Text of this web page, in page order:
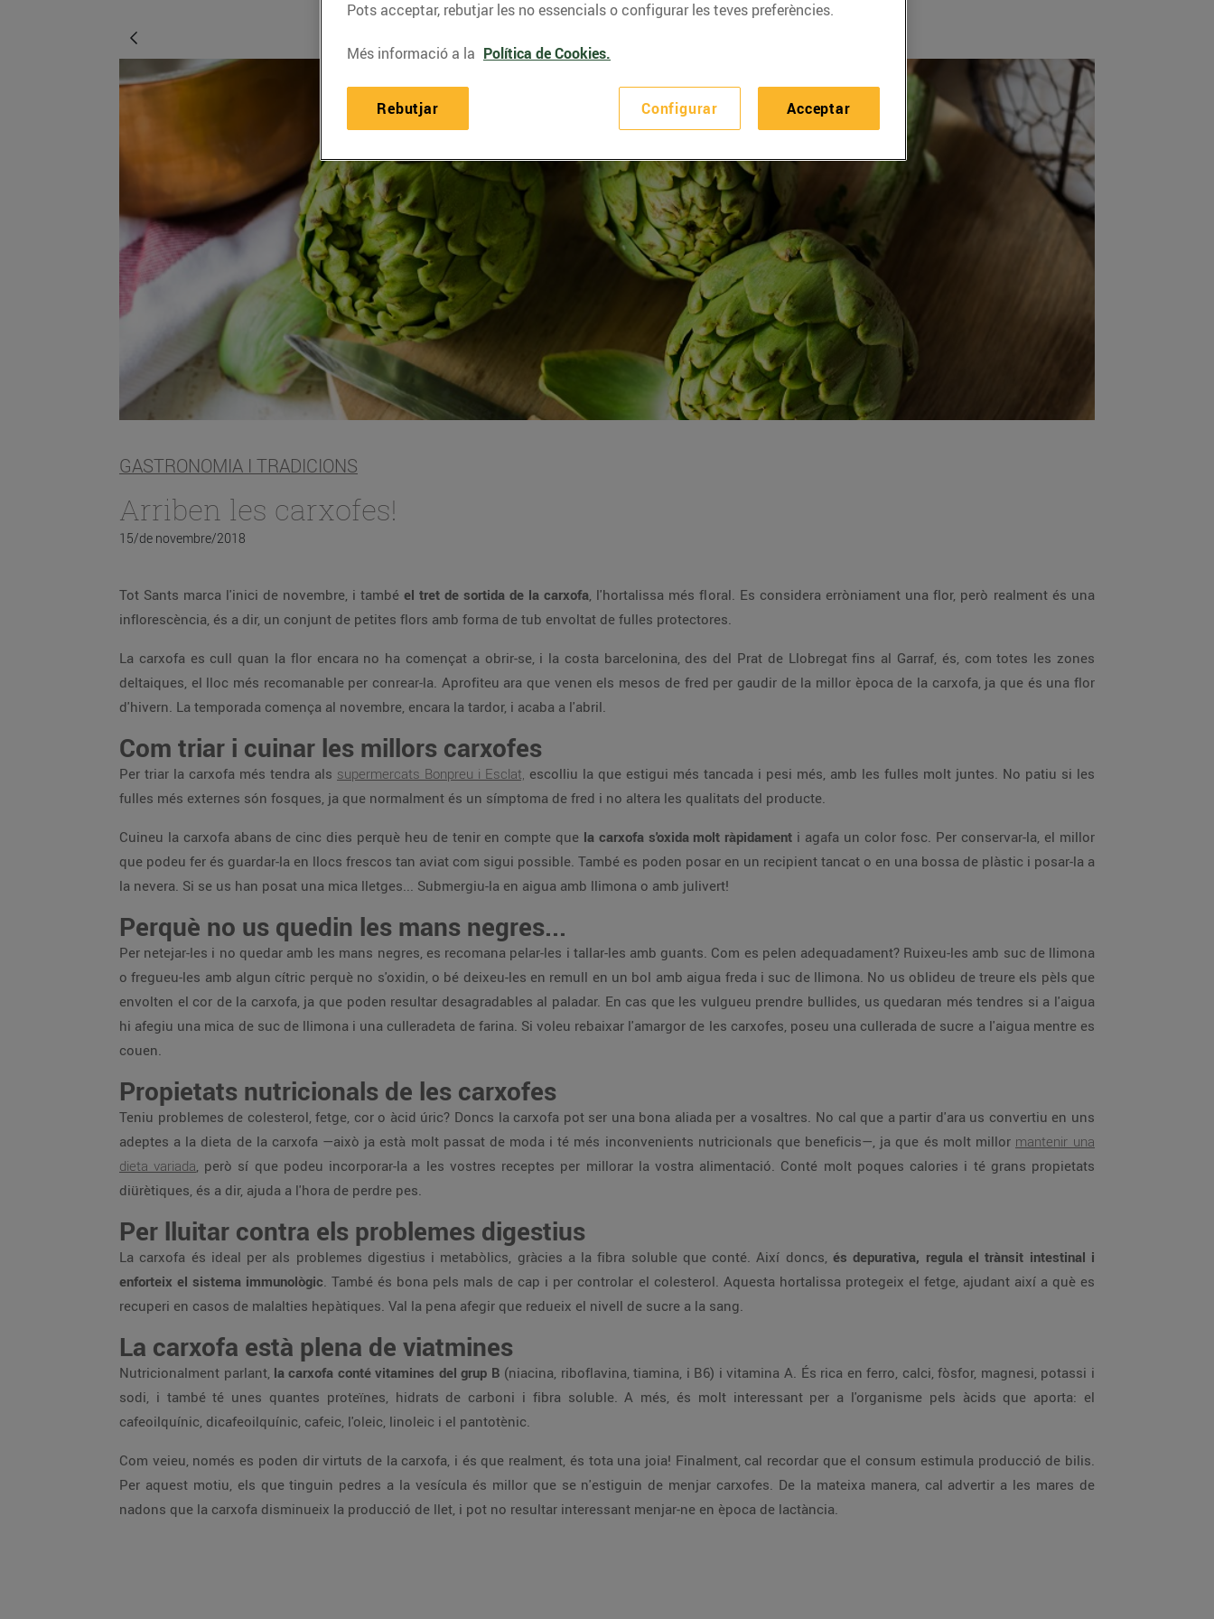
GASTRONOMIA I TRADICIONS
Arriben les carxofes!
15/de novembre/2018
Tot Sants marca l'inici de novembre, i també el tret de sortida de la carxofa, l'hortalissa més floral. Es considera erròniament una flor, però realment és una
inflorescència, és a dir, un conjunt de petites flors amb forma de tub envoltat de fulles protectores.
La carxofa es cull quan la flor encara no ha començat a obrir-se, i la costa barcelonina, des del Prat de Llobregat fins al Garraf, és, com totes les zones
deltaiques, el lloc més recomanable per conrear-la. Aprofiteu ara que venen els mesos de fred per gaudir de la millor època de la carxofa, ja que és una flor
d'hivern. La temporada comença al novembre, encara la tardor, i acaba a l'abril.
Com triar i cuinar les millors carxofes
Per triar la carxofa més tendra als supermercats Bonpreu i Esclat, escolliu la que estigui més tancada i pesi més, amb les fulles molt juntes. No patiu si les
fulles més externes són fosques, ja que normalment és un símptoma de fred i no altera les qualitats del producte.
Cuineu la carxofa abans de cinc dies perquè heu de tenir en compte que la carxofa s'oxida molt ràpidament i agafa un color fosc. Per conservar-la, el millor
que podeu fer és guardar-la en llocs frescos tan aviat com sigui possible. També es poden posar en un recipient tancat o en una bossa de plàstic i posar-la a
la nevera. Si se us han posat una mica lletges... Submergiu-la en aigua amb llimona o amb julivert!
Perquè no us quedin les mans negres...
Per netejar-les i no quedar amb les mans negres, es recomana pelar-les i tallar-les amb guants. Com es pelen adequadament? Ruixeu-les amb suc de llimona
o fregueu-les amb algun cítric perquè no s'oxidin, o bé deixeu-les en remull en un bol amb aigua freda i suc de llimona. No us oblideu de treure els pèls que
envolten el cor de la carxofa, ja que poden resultar desagradables al paladar. En cas que les vulgueu prendre bullides, us quedaran més tendres si a l'aigua
hi afegiu una mica de suc de llimona i una culleradeta de farina. Si voleu rebaixar l'amargor de les carxofes, poseu una cullerada de sucre a l'aigua mentre es
couen.
Propietats nutricionals de les carxofes
Teniu problemes de colesterol, fetge, cor o àcid úric? Doncs la carxofa pot ser una bona aliada per a vosaltres. No cal que a partir d'ara us convertiu en uns
adeptes a la dieta de la carxofa —això ja està molt passat de moda i té més inconvenients nutricionals que beneficis—, ja que és molt millor mantenir una
dieta variada, però sí que podeu incorporar-la a les vostres receptes per millorar la vostra alimentació. Conté molt poques calories i té grans propietats
diürètiques, és a dir, ajuda a l'hora de perdre pes.
Per lluitar contra els problemes digestius
La carxofa és ideal per als problemes digestius i metabòlics, gràcies a la fibra soluble que conté. Així doncs, és depurativa, regula el trànsit intestinal i
enforteix el sistema immunològic. També és bona pels mals de cap i per controlar el colesterol. Aquesta hortalissa protegeix el fetge, ajudant així a què es
recuperi en casos de malalties hepàtiques. Val la pena afegir que redueix el nivell de sucre a la sang.
La carxofa està plena de viatmines
Nutricionalment parlant, la carxofa conté vitamines del grup B (niacina, riboflavina, tiamina, i B6) i vitamina A. És rica en ferro, calci, fòsfor, magnesi, potassi i
sodi, i també té unes quantes proteïnes, hidrats de carboni i fibra soluble. A més, és molt interessant per a l'organisme pels àcids que aporta: el
cafeoilquínic, dicafeoilquínic, cafeic, l'oleic, linoleic i el pantotènic.
Com veieu, només es poden dir virtuts de la carxofa, i és que realment, és tota una joia! Finalment, cal recordar que el consum estimula producció de bilis.
Per aquest motiu, els que tinguin pedres a la vesícula és millor que se n'estiguin de menjar carxofes. De la mateixa manera, cal advertir a les mares de
nadons que la carxofa disminueix la producció de llet, i pot no resultar interessant menjar-ne en època de lactància.
Pots acceptar, rebutjar les no essencials o configurar les teves preferències.
Més informació a la Política de Cookies.
Configurar
Rebutjar Acceptar